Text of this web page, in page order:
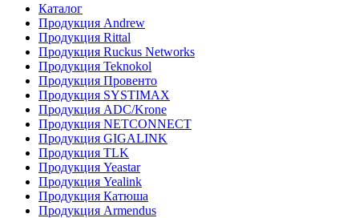
Каталог
Продукция Andrew
Продукция Rittal
Продукция Ruckus Networks
Продукция Teknokol
Продукция Провенто
Продукция SYSTIMAX
Продукция ADC/Krone
Продукция NETCONNECT
Продукция GIGALINK
Продукция TLK
Продукция Yeastar
Продукция Yealink
Продукция Катюша
Продукция Armendus